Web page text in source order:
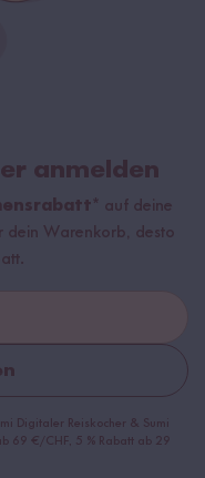
anmelden
auf deine
dein Warenkorb, desto
Digitaler Reiskocher & Sumi
69 €/CHF, 5 % Rabatt ab 29